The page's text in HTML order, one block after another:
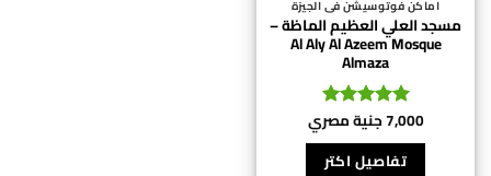
اماكن فوتوسيشن فى الجيزة
مسجد العلي العظيم الماظة –
Al Aly Al Azeem Mosque
Almaza
تم التقييم
7,000جنية مصري
تفاصيل اكتر